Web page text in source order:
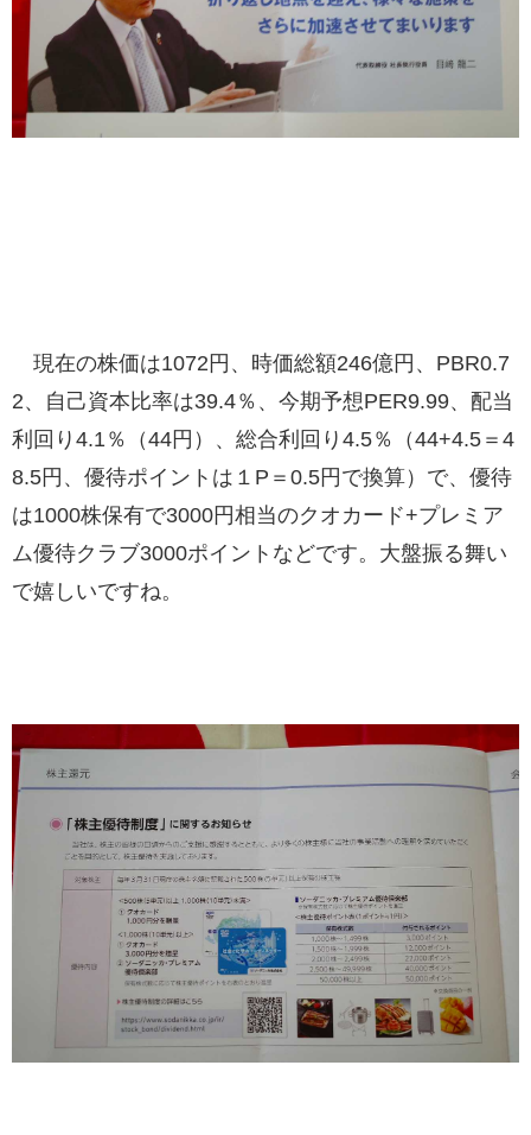
現在の株価は1072円、時価総額246億円、PBR0.7
2、自己資本比率は39.4％、今期予想PER9.99、配当
利回り4.1％（44円）、総合利回り4.5％（44+4.5＝4
8.5円、優待ポイントは１P＝0.5円で換算）で、優待
は1000株保有で3000円相当のクオカード+プレミア
ム優待クラブ3000ポイントなどです。大盤振る舞い
で嬉しいですね。